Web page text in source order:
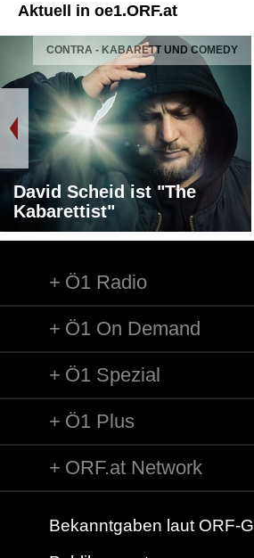
Aktuell in oe1.ORF.at
CONTRA - KABARETT UND COMEDY
David Scheid ist "The
Kabarettist"
Ö1 Radio
Ö1 On Demand
Ö1 Spezial
Ö1 Plus
ORF.at Network
Bekanntgaben laut ORF-G